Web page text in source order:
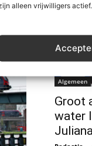
alleen vrijwilligers actief.
Algemeen
Groot
water